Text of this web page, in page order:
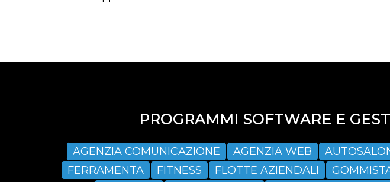
PROGRAMMI SOFTWARE E
AGENZIA COMUNICAZIONE AGENZIA WEB
FERRAMENTA
FITNESS FLOTTE AZIENDALI